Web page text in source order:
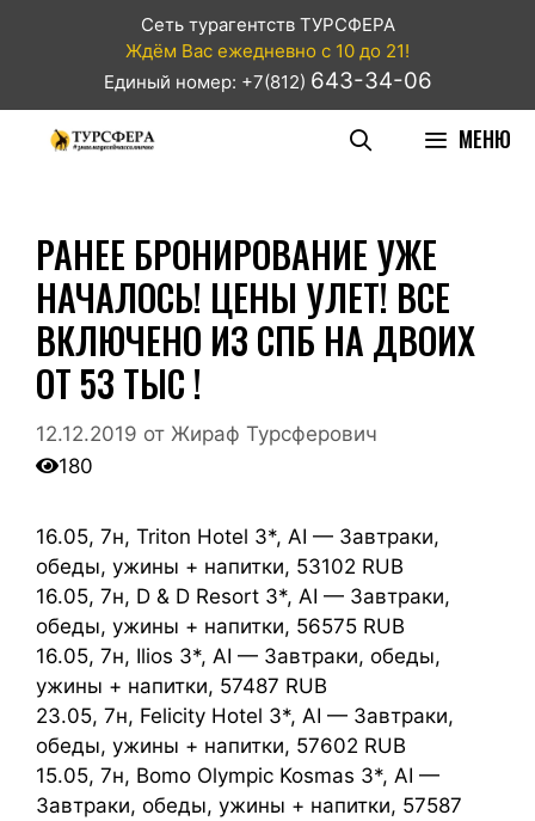
Сеть турагентств ТУРСФЕРА
Ждём Вас ежедневно с 10 до 21!
Единый номер: +7(812) 643-34-06
МЕНЮ
РАНЕЕ БРОНИРОВАНИЕ УЖЕ
НАЧАЛОСЬ! ЦЕНЫ УЛЕТ! ВСЕ
ВКЛЮЧЕНО ИЗ СПБ НА ДВОИХ
ОТ 53 ТЫС !
12.12.2019 от Жираф Турсферович
180
16.05, 7н, Triton Hotel 3*, AI — Завтраки,
обеды, ужины + напитки, 53102 RUB
16.05, 7н, D & D Resort 3*, AI — Завтраки,
обеды, ужины + напитки, 56575 RUB
16.05, 7н, Ilios 3*, AI — Завтраки, обеды,
ужины + напитки, 57487 RUB
23.05, 7н, Felicity Hotel 3*, AI — Завтраки,
обеды, ужины + напитки, 57602 RUB
15.05, 7н, Bomo Olympic Kosmas 3*, AI —
Завтраки, обеды, ужины + напитки, 57587